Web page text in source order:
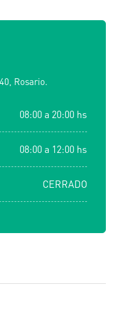
Rosario.
08:00 a 20:00 hs
08:00 a 12:00 hs
CERRADO